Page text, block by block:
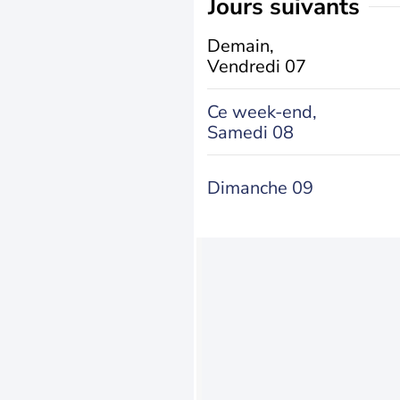
jours suivants
Demain,
Vendredi 07
Ce week-end,
Samedi 08
Dimanche 09